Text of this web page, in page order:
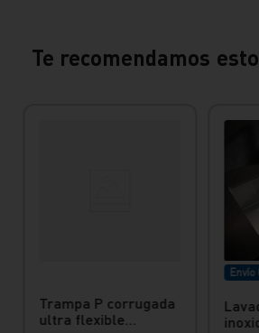
Te recomendamos
Trampa P corrugada
ultra flexible